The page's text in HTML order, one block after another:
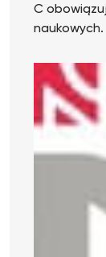
C
naukowych.